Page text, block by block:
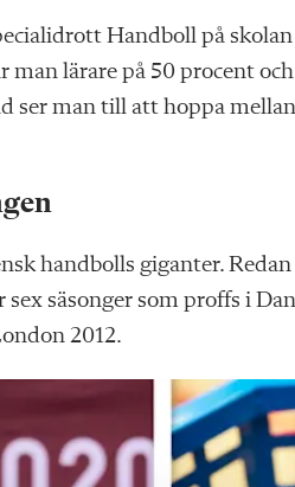
Handboll på
man lärare på 50 procent
ser man till att ­hoppa
handbolls giganter.
sex säsonger som proffs i
2012.